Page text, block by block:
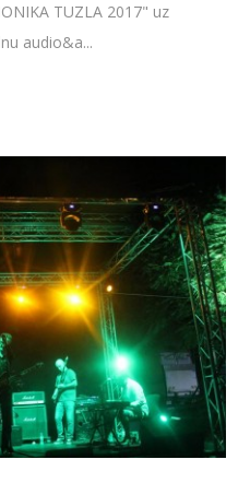
TUZLA 2017" uz
audio&a...